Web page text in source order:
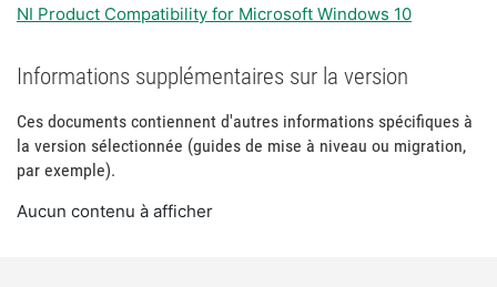
NI Product Compatibility for Microsoft Windows 10
Informations supplémentaires sur la version
Ces documents contiennent d'autres informations spécifiques à
la version sélectionnée (guides de mise à niveau ou migration,
par exemple).
Aucun contenu à afficher